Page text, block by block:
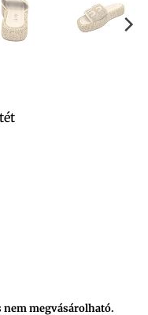
nem megvásárolható.